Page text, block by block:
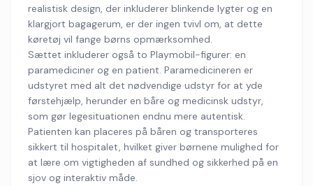
realistisk design, der inkluderer blinkende lygter og en
klargjort bagagerum, er der ingen tvivl om, at dette
køretøj vil fange børns opmærksomhed.
Sættet inkluderer også to Playmobil-figurer: en
paramediciner og en patient. Paramedicineren er
udstyret med alt det nødvendige udstyr for at yde
førstehjælp, herunder en båre og medicinsk udstyr,
som gør legesituationen endnu mere autentisk.
Patienten kan placeres på båren og transporteres
sikkert til hospitalet, hvilket giver børnene mulighed for
at lære om vigtigheden af sundhed og sikkerhed på en
sjov og interaktiv måde.